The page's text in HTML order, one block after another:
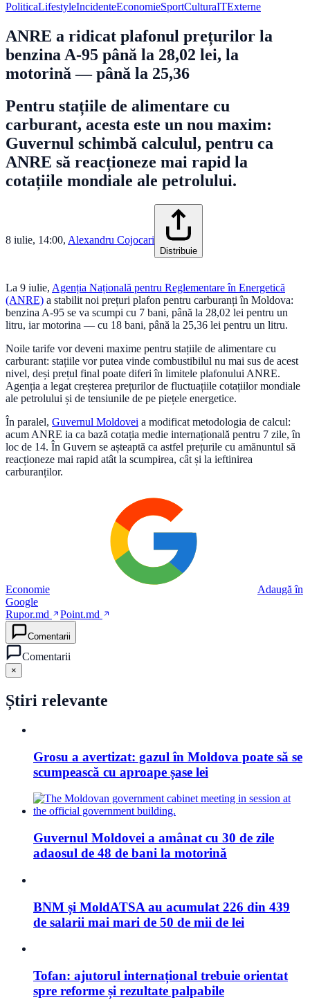
PoliticaLifestyleIncidenteEconomieSportCulturaITExterne
ANRE a ridicat plafonul prețurilor la
benzina A-95 până la 28,02 lei, la
motorină — până la 25,36
Pentru stațiile de alimentare cu
carburant, acesta este un nou maxim:
Guvernul schimbă calculul, pentru ca
ANRE să reacționeze mai rapid la
cotațiile mondiale ale petrolului.
8 iulie, 14:00, Alexandru Cojocari
Distribuie
La 9 iulie, Agenția Națională pentru Reglementare în Energetică
(ANRE) a stabilit noi prețuri plafon pentru carburanți în Moldova:
benzina A-95 se va scumpi cu 7 bani, până la 28,02 lei pentru un
litru, iar motorina — cu 18 bani, până la 25,36 lei pentru un litru.
Noile tarife vor deveni maxime pentru stațiile de alimentare cu
carburant: stațiile vor putea vinde combustibilul nu mai sus de acest
nivel, deși prețul final poate diferi în limitele plafonului ANRE.
Agenția a legat creșterea prețurilor de fluctuațiile cotațiilor mondiale
ale petrolului și de tensiunile de pe piețele energetice.
În paralel, Guvernul Moldovei a modificat metodologia de calcul:
acum ANRE ia ca bază cotația medie internațională pentru 7 zile, în
loc de 14. În Guvern se așteaptă ca astfel prețurile cu amănuntul să
reacționeze mai rapid atât la scumpirea, cât și la ieftinirea
carburanților.
Economie
Adaugă în
Google
Rupor.md
Point.md
Comentarii
Comentarii
×
Știri relevante
Grosu a avertizat: gazul în Moldova poate să se
scumpească cu aproape șase lei
Guvernul Moldovei a amânat cu 30 de zile
adaosul de 48 de bani la motorină
BNM și MoldATSA au acumulat 226 din 439
de salarii mai mari de 50 de mii de lei
Tofan: ajutorul internațional trebuie orientat
spre reforme și rezultate palpabile